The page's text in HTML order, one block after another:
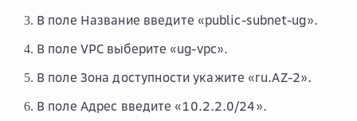
В поле Название введите «public-subnet-ug».
В поле VPC выберите «ug-vpc».
В поле Зона доступности укажите «ru.AZ-2».
В поле Адрес введите «10.2.2.0/24».